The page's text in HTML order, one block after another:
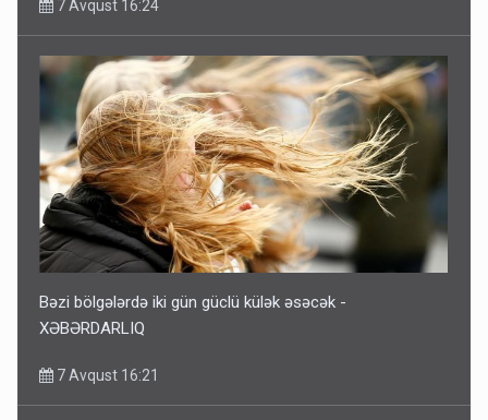
7 Avqust 16:24
Bəzi bölgələrdə iki gün güclü külək əsəcək -
XƏBƏRDARLIQ
7 Avqust 16:21